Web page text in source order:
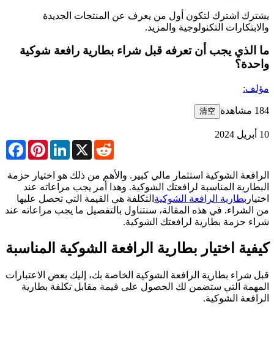
يشترك اشترك لتكون أول من يعرف عن المنتجات الجديدة
والابتكارات التكنولوجية والمزيد.
ما الذي يجب أن تعرفه قبل شراء بطارية رافعة شوكية
واحدة؟
مؤلف:
184 مشاهدة 清空
10 أبريل 2024
PinterestLinkedIn XReddit
الرافعة الشوكية استثمار مالي كبير. والأهم من ذلك هو اختيار حزمة
البطارية المناسبة لرافعتك الشوكية. وهذا أمر يجب مراعاته عند
اختيار بطارية الرافعة الشوكية التكلفة هي القيمة التي تحصل عليها
من الشراء. في هذه المقالة، سنتناول بالتفصيل ما يجب مراعاته عند
شراء حزمة بطارية لرافعتك الشوكية.
كيفية اختيار بطارية الرافعة الشوكية المناسبة
قبل شراء بطارية الرافعة الشوكية الخاصة بك، إليك بعض الاعتبارات
المهمة التي ستضمن لك الحصول على قيمة مقابل تكلفة بطارية
الرافعة الشوكية.